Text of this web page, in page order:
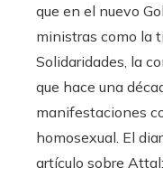
que en el nuevo
ministras como la
Solidaridades, la
que hace una
manifestaciones
homosexual. El
artículo sobre